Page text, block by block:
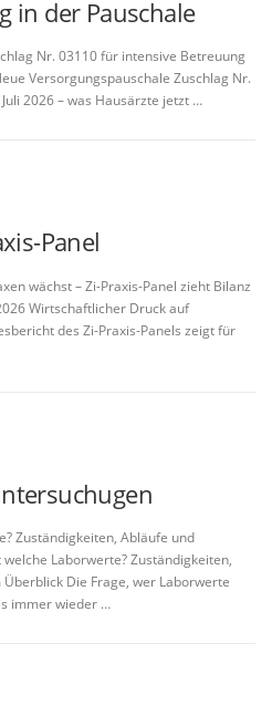
in der Pauschale
Nr. 03110 für intensive Betreuung
Versorgungspauschale Zuschlag Nr.
2026 – was Hausärzte jetzt …
Panel
wächst – Zi-Praxis-Panel zieht Bilanz
Wirtschaftlicher Druck auf
des Zi-Praxis-Panels zeigt für
Zuständigkeiten, Abläufe und
Laborwerte? Zuständigkeiten,
Die Frage, wer Laborwerte
immer wieder …